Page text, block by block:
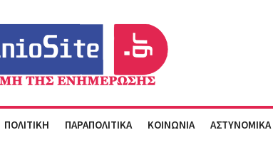
ΠΟΛΙΤΙΚΗ ΠΑΡΑΠΟΛΙΤΙΚΑ ΚΟΙΝΩΝΙΑ ΑΣΤΥΝΟΜΙΚΑ